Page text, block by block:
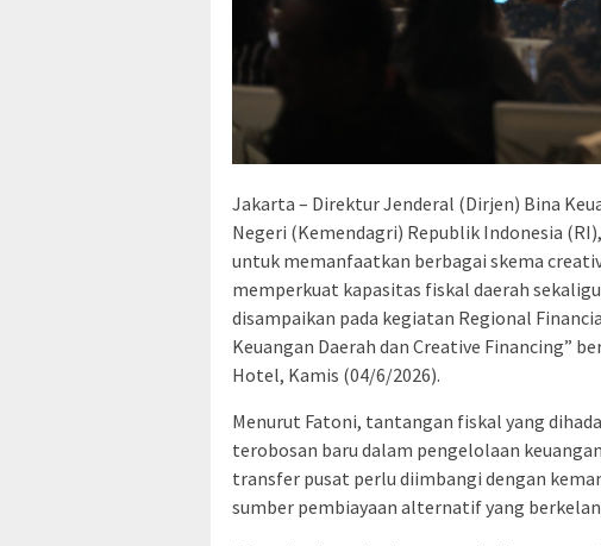
Jakarta – Direktur Jenderal (Dirjen) Bina
Negeri (Kemendagri) Republik Indonesia
untuk memanfaatkan berbagai skema
memperkuat kapasitas fiskal daerah
disampaikan pada kegiatan Regional
Keuangan Daerah dan Creative Financing”
Hotel, Kamis (04/6/2026).
Menurut Fatoni, tantangan fiskal yang
terobosan baru dalam pengelolaan
transfer pusat perlu diimbangi dengan
sumber pembiayaan alternatif yang